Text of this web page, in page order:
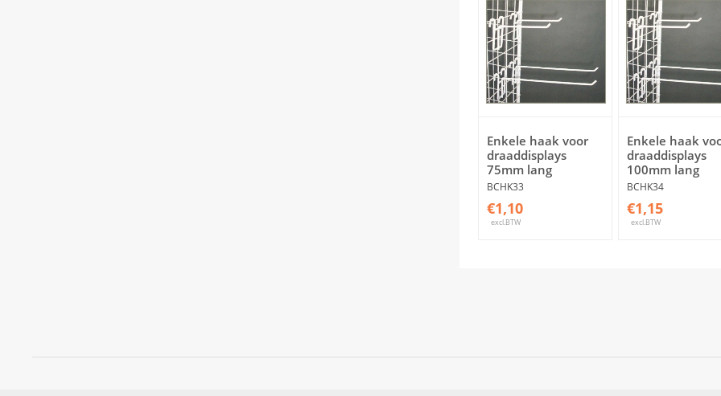
Enkele haak voor
draaddisplays
75mm lang
BCHK33
€1,10
excl.BTW
Enkele haak
draaddisplays
100mm lang
BCHK34
€1,15
excl.BTW